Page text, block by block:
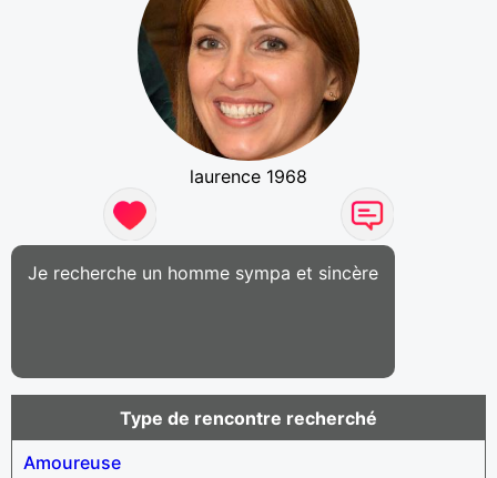
laurence 1968
Je recherche un homme sympa et sincère
Type de rencontre recherché
Amoureuse